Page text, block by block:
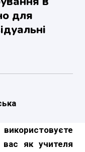
для
як учителя